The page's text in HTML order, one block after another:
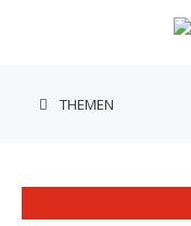
THEMEN